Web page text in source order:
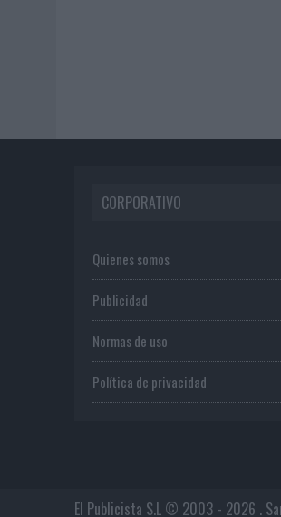
CORPORATIVO
Quienes somos
Publicidad
Normas de uso
Política de privacidad
El Publicista S.L © 2003 - 2026 .